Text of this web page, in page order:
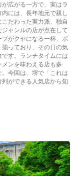
広がる一方で、実はラ
には、長年地元で親し
だわった実力派、独自
ャンルの店が点在して
がクセになる一杯、ボ
っており、その日の気
す。ランチタイムには
ンを味わえる店も多
今回は、堺で「これは
ができる人気店から知